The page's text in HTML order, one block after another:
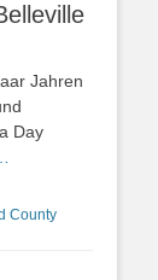
Jahren
Day
County